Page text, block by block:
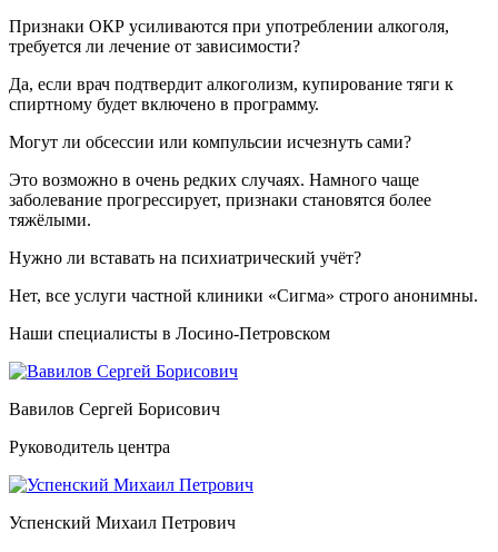
Признаки ОКР усиливаются при употреблении алкоголя,
требуется ли лечение от зависимости?
Да, если врач подтвердит алкоголизм, купирование тяги к
спиртному будет включено в программу.
Могут ли обсессии или компульсии исчезнуть сами?
Это возможно в очень редких случаях. Намного чаще
заболевание прогрессирует, признаки становятся более
тяжёлыми.
Нужно ли вставать на психиатрический учёт?
Нет, все услуги частной клиники «Сигма» строго анонимны.
Наши специалисты в Лосино-Петровском
Вавилов Сергей Борисович
Руководитель центра
Успенский Михаил Петрович